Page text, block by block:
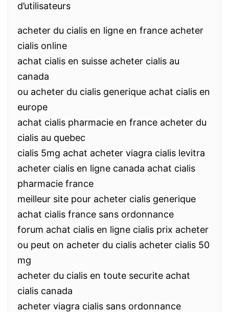
d’utilisateurs
acheter du cialis en ligne en france acheter
cialis online
achat cialis en suisse acheter cialis au
canada
ou acheter du cialis generique achat cialis en
europe
achat cialis pharmacie en france acheter du
cialis au quebec
cialis 5mg achat acheter viagra cialis levitra
acheter cialis en ligne canada achat cialis
pharmacie france
meilleur site pour acheter cialis generique
achat cialis france sans ordonnance
forum achat cialis en ligne cialis prix acheter
ou peut on acheter du cialis acheter cialis 50
mg
acheter du cialis en toute securite achat
cialis canada
acheter viagra cialis sans ordonnance